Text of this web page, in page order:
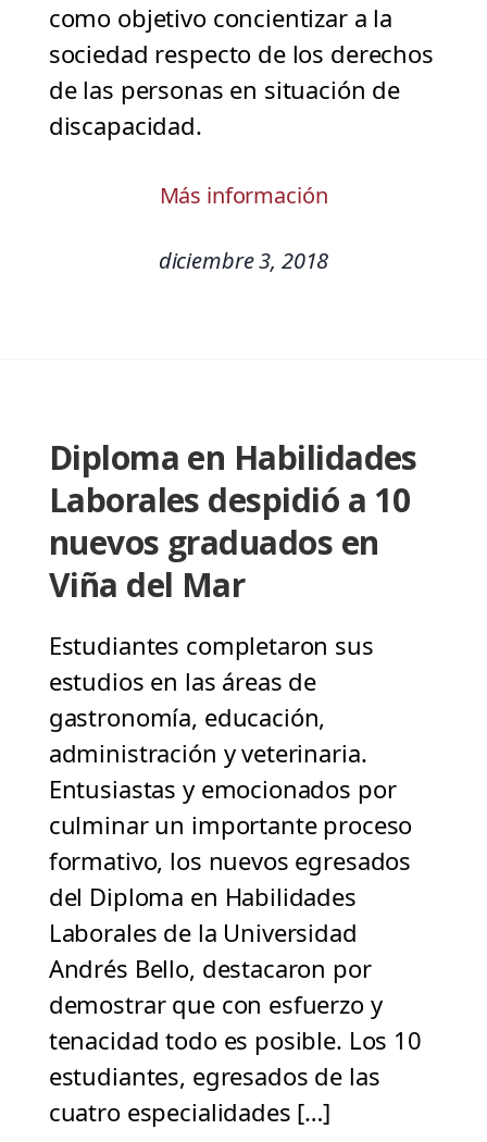
como objetivo concientizar a la
sociedad respecto de los derechos
de las personas en situación de
discapacidad.
Más información
diciembre 3, 2018
Diploma en Habilidades
Laborales despidió a 10
nuevos graduados en
Viña del Mar
Estudiantes completaron sus
estudios en las áreas de
gastronomía, educación,
administración y veterinaria.
Entusiastas y emocionados por
culminar un importante proceso
formativo, los nuevos egresados
del Diploma en Habilidades
Laborales de la Universidad
Andrés Bello, destacaron por
demostrar que con esfuerzo y
tenacidad todo es posible. Los 10
estudiantes, egresados de las
cuatro especialidades […]